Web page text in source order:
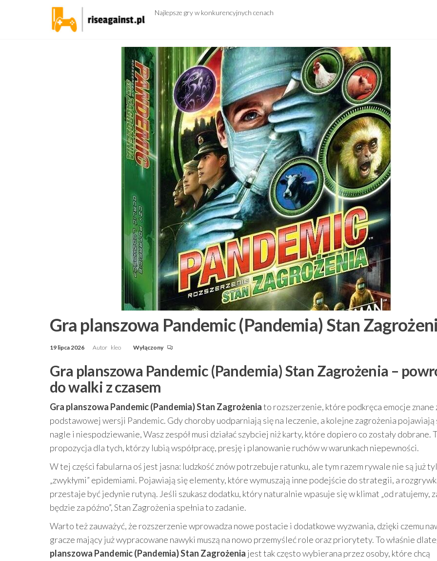
Najlepsze gry w konkurencyjnych cenach
Gra planszowa Pandemic (Pandemia) Stan
19 lipca 2026 Autor kleo Wyłączony
Gra planszowa Pandemic (Pandemia) Stan Zagrożenia –
do walki z czasem
Gra planszowa Pandemic (Pandemia) Stan Zagrożeniato rozszerzenie, które podkręca emocje znane
podstawowej wersji Pandemic. Gdy choroby uodparniają się na leczenie, a kolejne zagrożenia pojawiają
nagle i niespodziewanie, Wasz zespół musi działać szybciej niż karty, które dopiero co zostały dobrane.
propozycja dla tych, którzy lubią współpracę, presję i planowanie ruchów w warunkach niepewności.
W tej części fabularna oś jest jasna: ludzkość znów potrzebuje ratunku, ale tym razem rywale nie są już
„zwykłymi” epidemiami. Pojawiają się elementy, które wymuszają inne podejście do strategii, a
przestaje być jedynie rutyną. Jeśli szukasz dodatku, który naturalnie wpasuje się w klimat „od ratujemy,
będzie za późno”, Stan Zagrożenia spełnia to zadanie.
Warto też zauważyć, że rozszerzenie wprowadza nowe postacie i dodatkowe wyzwania, dzięki czemu
gracze mający już wypracowane nawyki muszą na nowo przemyśleć role oraz priorytety. To właśnie
planszowa Pandemic (Pandemia) Stan Zagrożenia jest tak często wybierana przez osoby, które chcą